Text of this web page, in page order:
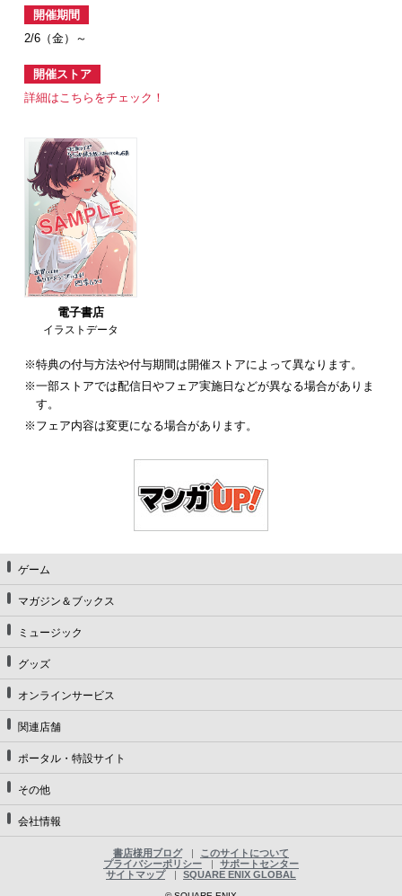
開催期間
2/6（金）～
開催ストア
詳細はこちらをチェック！
電子書店
イラストデータ
※特典の付与方法や付与期間は開催ストアによって異なります。
※一部ストアでは配信日やフェア実施日などが異なる場合がありま
す。
※フェア内容は変更になる場合があります。
ゲーム
マガジン＆ブックス
ミュージック
グッズ
オンラインサービス
関連店舗
ポータル・特設サイト
その他
会社情報
書店様用ブログ
このサイトについて
プライバシーポリシー
サポートセンター
サイトマップ
SQUARE ENIX GLOBAL